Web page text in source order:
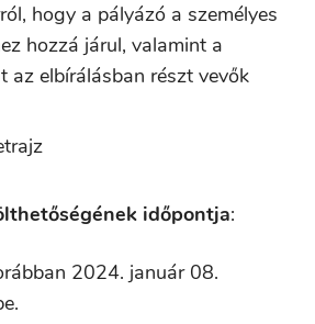
hogy a pályázó a személyes
hozzá járul, valamint a
az elbírálásban részt vevők
időpontja:
2024. január 08.